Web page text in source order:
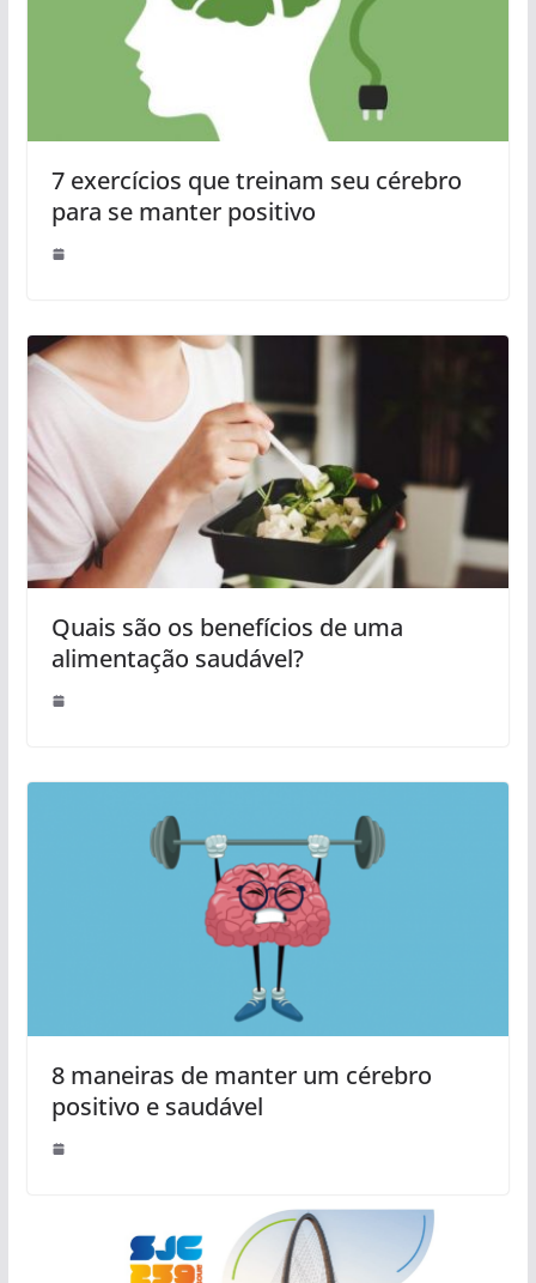
7 exercícios que treinam seu cérebro
para se manter positivo
Quais são os benefícios de uma
alimentação saudável?
8 maneiras de manter um cérebro
positivo e saudável